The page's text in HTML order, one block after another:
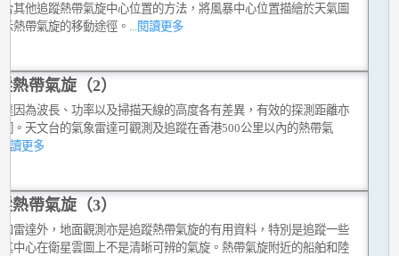
其他追蹤熱帶氣旋中心位置的方法，將風暴中心位置描繪於天氣圖
熱帶氣旋的移動途徑。
...閱讀更多
熱帶氣旋（2）
因為波長、功率以及掃描天線的高度各有差異，有效的探測距離亦
。天文台的氣象雷達可觀測及追蹤在香港500公里以內的熱帶氣
讀更多
熱帶氣旋（3）
雷達外，地面觀測亦是追蹤熱帶氣旋的有用資料，特別是追蹤一些
中心在衛星雲圖上不是清晰可辨的氣旋。熱帶氣旋附近的船舶和陸